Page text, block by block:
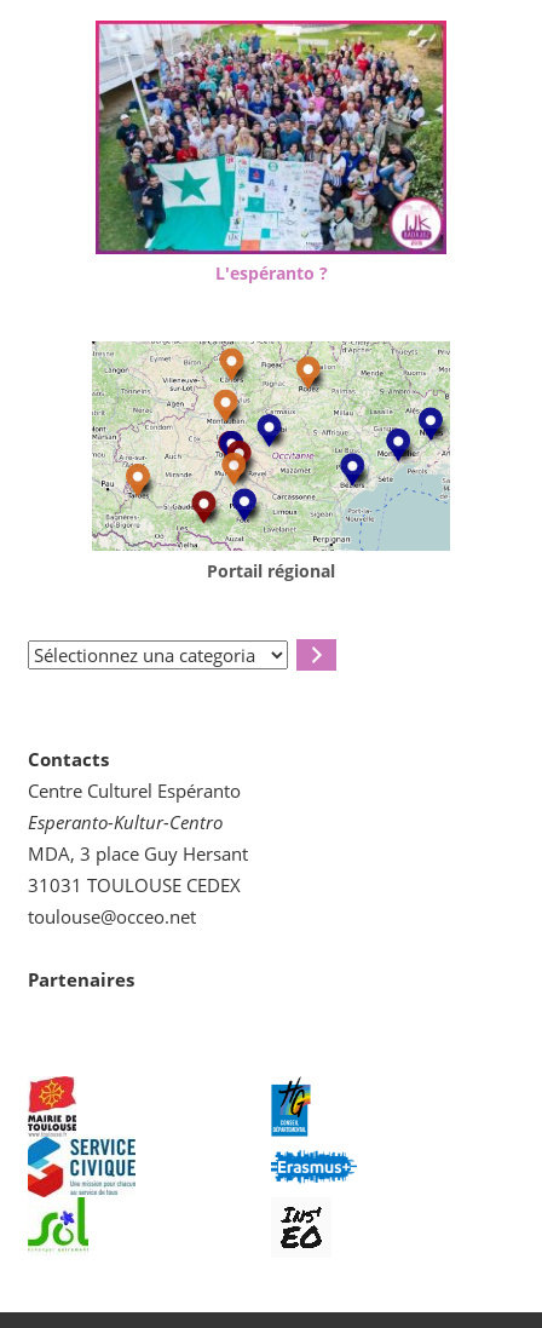
L'espéranto ?
Portail régional
Sélectionnez
Contacts
Centre Culturel Espéranto
Esperanto-Kultur-Centro
MDA, 3 place Guy Hersant
31031 TOULOUSE CEDEX
toulouse@occeo.net
Partenaires